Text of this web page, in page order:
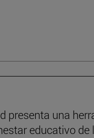
presenta una
educativo